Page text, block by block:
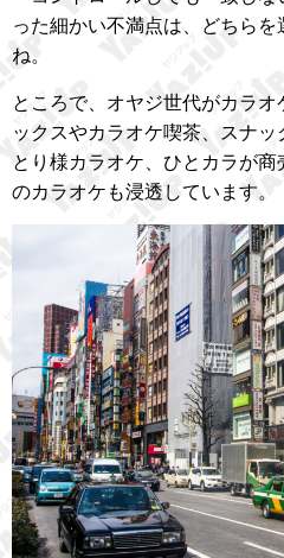
った細かい不満点は、どちらを
ね。
ところで、オヤジ世代がカラ
ックスやカラオケ喫茶、スナ
とり様カラオケ、ひとカラが
のカラオケも浸透しています。